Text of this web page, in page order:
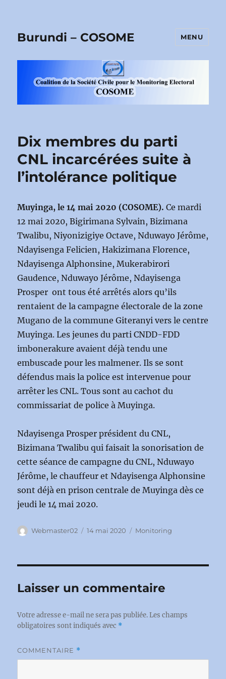
Burundi – COSOME MENU
Dix membres du parti
CNL incarcérées suite à
l’intolérance politique
Muyinga, le 14 mai 2020 (COSOME). Ce mardi
12 mai 2020, Bigirimana Sylvain, Bizimana
Twalibu, Niyonizigiye Octave, Nduwayo Jérôme,
Ndayisenga Felicien, Hakizimana Florence,
Ndayisenga Alphonsine, Mukerabirori
Gaudence, Nduwayo Jérôme, Ndayisenga
Prosper ont tous été arrêtés alors qu’ils
rentaient de la campagne électorale de la zone
Mugano de la commune Giteranyi vers le centre
Muyinga. Les jeunes du parti CNDD-FDD
imbonerakure avaient déjà tendu une
embuscade pour les malmener. Ils se sont
défendus mais la police est intervenue pour
arrêter les CNL. Tous sont au cachot du
commissariat de police à Muyinga.
Ndayisenga Prosper président du CNL,
Bizimana Twalibu qui faisait la sonorisation de
cette séance de campagne du CNL, Nduwayo
Jérôme, le chauffeur et Ndayisenga Alphonsine
sont déjà en prison centrale de Muyinga dès ce
jeudi le 14 mai 2020.
Auteur
Webmaster02
Publié
14 mai 2020 Catégories
Monitoring
Laisser un commentaire
Votre adresse e-mail ne sera pas publiée. Les champs
obligatoires sont indiqués avec *
COMMENTAIRE *